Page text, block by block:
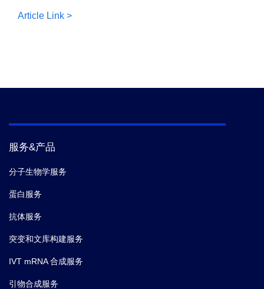
Article Link >
服务&产品
分子生物学服务
蛋白服务
抗体服务
突变和文库构建服务
IVT mRNA 合成服务
引物合成服务